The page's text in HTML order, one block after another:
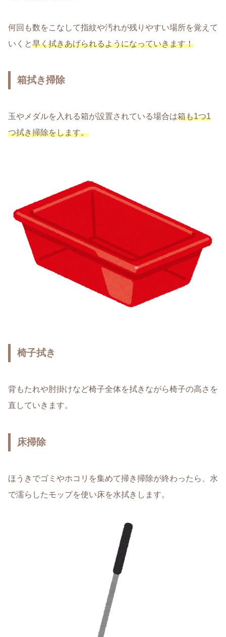
何回も数をこなして指紋や汚れが残りやすい場所を覚えて
いくと早く拭きあげられるようになっていきます！
箱拭き掃除
玉やメダルを入れる箱が設置されている場合は箱も1つ1
つ拭き掃除をします。
椅子拭き
背もたれや肘掛けなど椅子全体を拭きながら椅子の高さを
直していきます。
床掃除
ほうきでゴミやホコリを集めて掃き掃除が終わったら、水
で濡らしたモップを使い床を水拭きします。